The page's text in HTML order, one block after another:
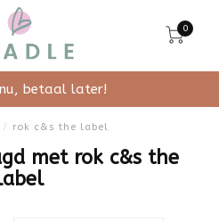
0
betaal later!
/ rok c&s the label
met rok c&s the